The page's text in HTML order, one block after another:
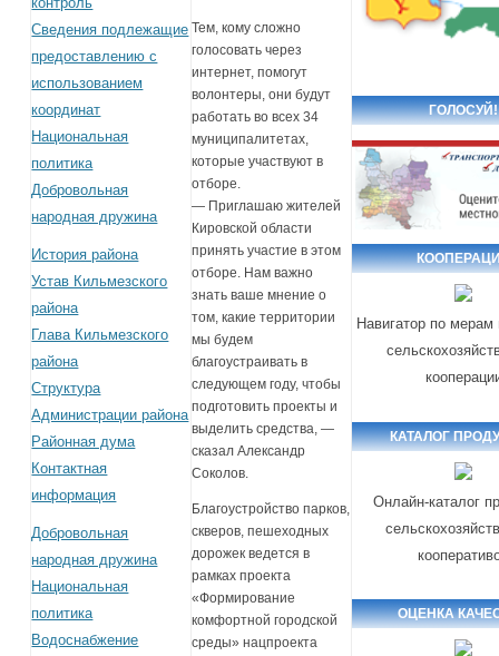
Сведения подлежащие
предоставлению с
использованием
координат
Национальная
политика
Добровольная
народная дружина
История района
Устав Кильмезского
района
Глава Кильмезского
района
Структура
Администрации района
Районная дума
Контактная
информация
Добровольная
народная дружина
Национальная
политика
Водоснабжение
Тем, кому сложно
голосовать через
интернет, помогут
волонтеры, они будут
работать во всех 34
муниципалитетах,
которые участвуют в
отборе.
— Приглашаю жителей
Кировской области
принять участие в этом
отборе. Нам важно
знать ваше мнение о
том, какие территории
мы будем
благоустраивать в
следующем году, чтобы
подготовить проекты и
выделить средства, —
сказал Александр
Соколов.
Благоустройство парков,
скверов, пешеходных
дорожек ведется в
рамках проекта
«Формирование
комфортной городской
среды» нацпроекта
ГОЛОСУЙ!
Навигатор по
КАТАЛОГ
Онлайн-каталог
ОЦЕНКА